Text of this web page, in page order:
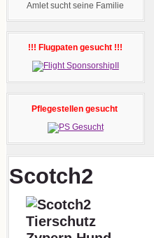
Amlet sucht seine Familie
!!! Flugpaten gesucht !!!
Pflegestellen gesucht
Scotch2